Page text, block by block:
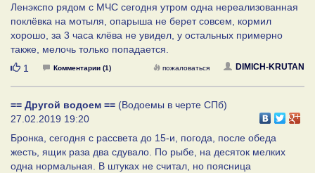
Ленэкспо рядом с МЧС сегодня утром одна нереализованная
поклёвка на мотыля, опарыша не берет совсем, кормил
хорошо, за 3 часа клёва не увидел, у остальных примерно
также, мелочь только попадается.
Нравится
1 Комментарии (1) DIMICH-KRUTAN
пожаловаться
== Другой водоем == (Водоемы в черте СПб)
27.02.2019 19:20
Бронка, сегодня с рассвета до 15-и, погода, после обеда
жесть, ящик раза два сдувало. По рыбе, на десяток мелких
одна нормальная. В штуках не считал, но поясница